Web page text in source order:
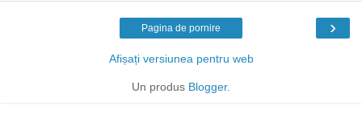
›
Pagina de pornire
Afișați versiunea pentru web
Un produs Blogger.